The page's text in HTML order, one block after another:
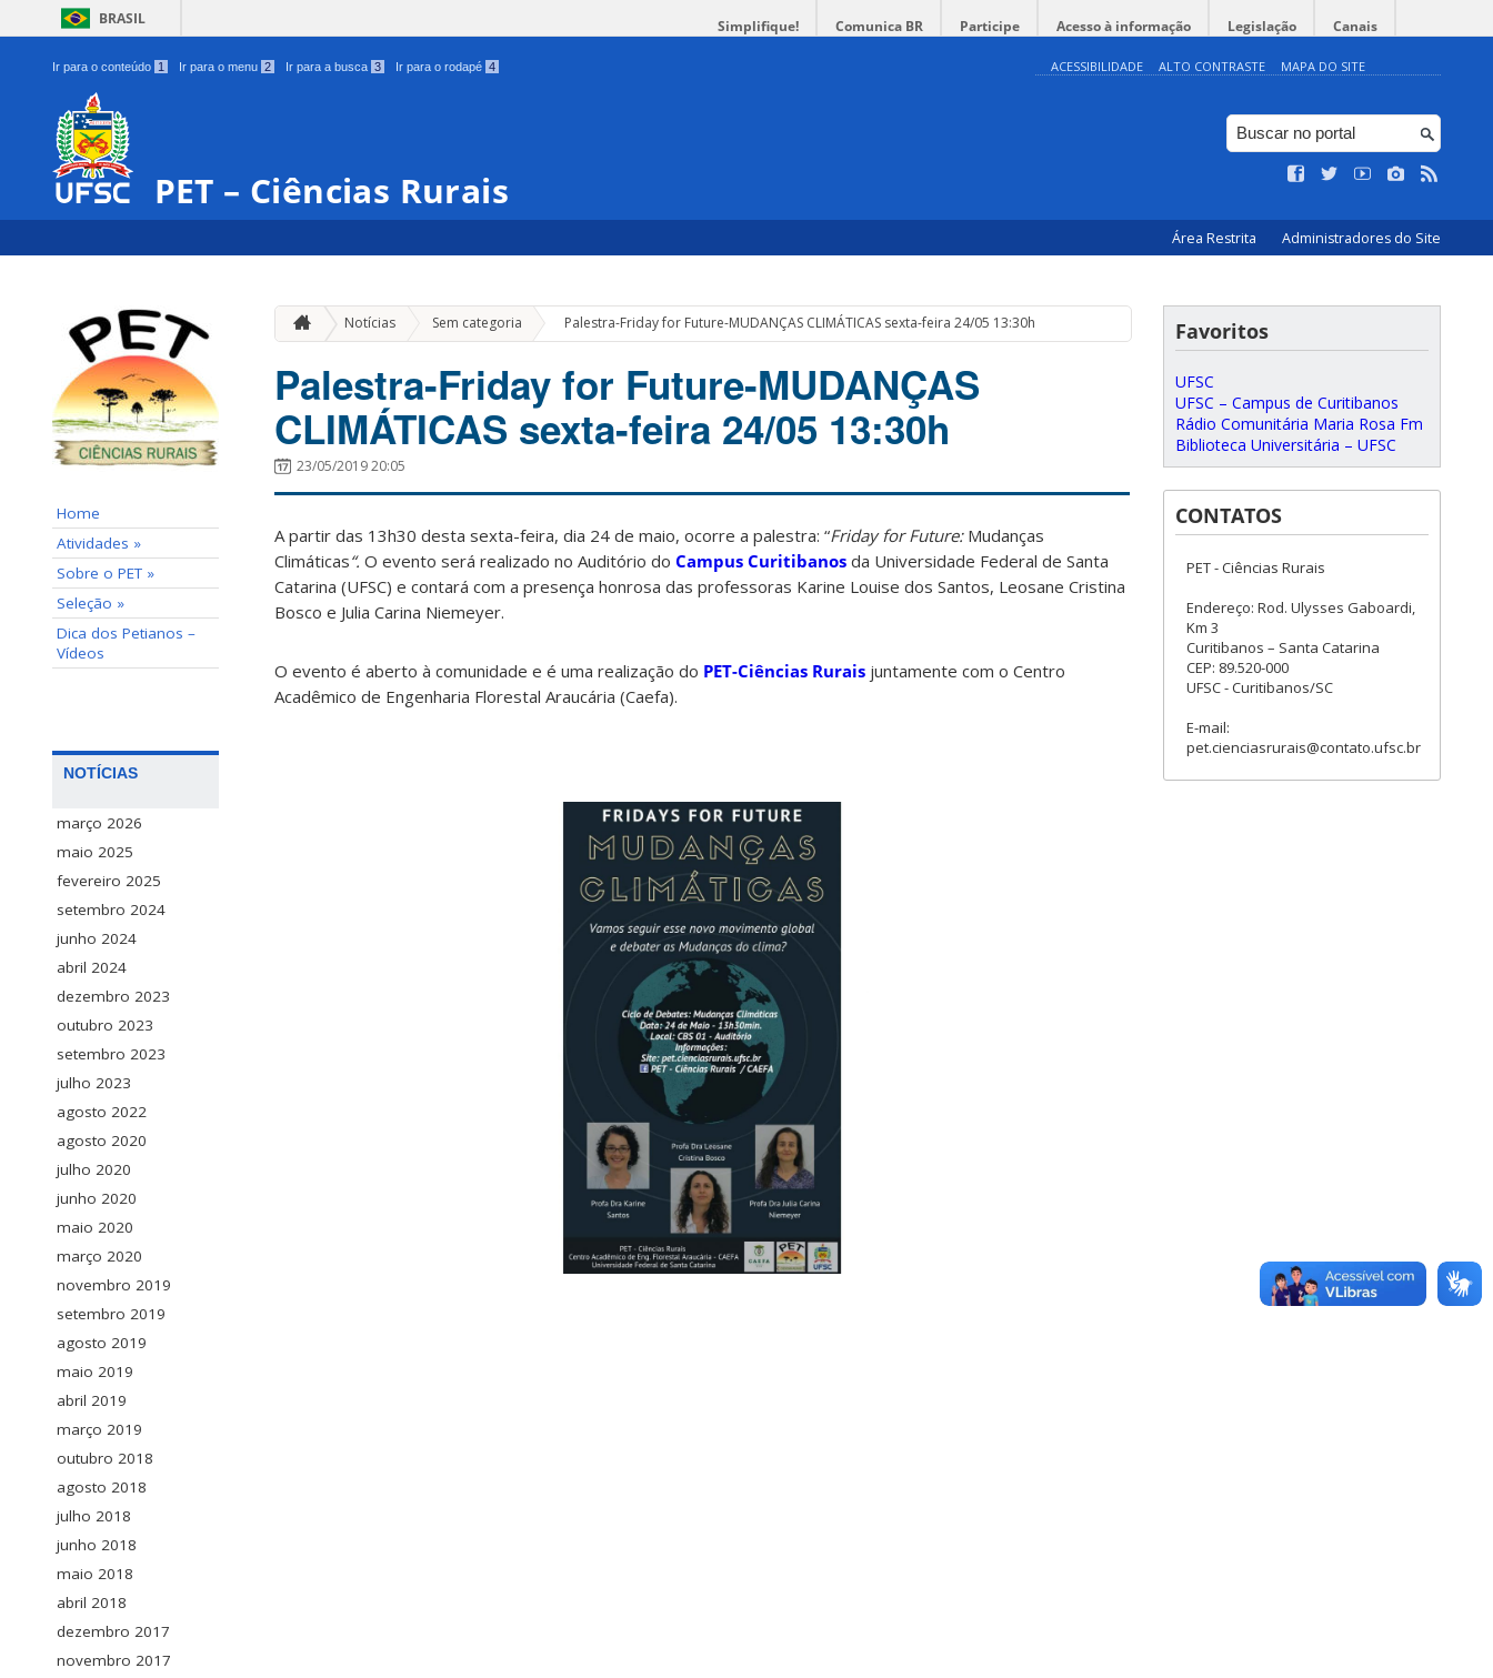
BRASIL Simplifique! Comunica BR Participe Acesso à informação Legislação Canais
Ir para o conteúdo 1 Ir para o menu 2 Ir para a busca 3 Ir para o rodapé 4 ACESSIBILIDADE ALTO CONTRASTE MAPA DO SITE
PET – Ciências Rurais
Área Restrita Administradores do Site
Home
Atividades »
Sobre o PET »
Seleção »
Dica dos Petianos –
Vídeos
NOTÍCIAS
março 2026
maio 2025
fevereiro 2025
setembro 2024
junho 2024
abril 2024
dezembro 2023
outubro 2023
setembro 2023
julho 2023
agosto 2022
agosto 2020
julho 2020
junho 2020
maio 2020
março 2020
novembro 2019
setembro 2019
agosto 2019
maio 2019
abril 2019
março 2019
outubro 2018
agosto 2018
julho 2018
junho 2018
maio 2018
abril 2018
dezembro 2017
novembro 2017
Notícias Sem categoria » Palestra-Friday for Future-MUDANÇAS CLIMÁTICAS sexta-feira 24/05 13:30h
Palestra-Friday for Future-MUDANÇAS
CLIMÁTICAS sexta-feira 24/05 13:30h
23/05/2019 20:05
A partir das 13h30 desta sexta-feira, dia 24 de maio, ocorre a palestra: “Friday for Future:Mudanças
Climáticas“. O evento será realizado no Auditório do Campus Curitibanos da Universidade Federal de Santa
Catarina (UFSC) e contará com a presença honrosa das professoras Karine Louise dos Santos, Leosane Cristina
Bosco e Julia Carina Niemeyer.
O evento é aberto à comunidade e é uma realização do PET-Ciências Rurais juntamente com o Centro
Acadêmico de Engenharia Florestal Araucária (Caefa).
Favoritos
UFSC
UFSC – Campus de Curitibanos
Rádio Comunitária Maria Rosa Fm
Biblioteca Universitária – UFSC
CONTATOS
PET - Ciências Rurais
Endereço: Rod. Ulysses Gaboardi,
Km 3
Curitibanos – Santa Catarina
CEP: 89.520-000
UFSC - Curitibanos/SC
E-mail:
pet.cienciasrurais@contato.ufsc.br